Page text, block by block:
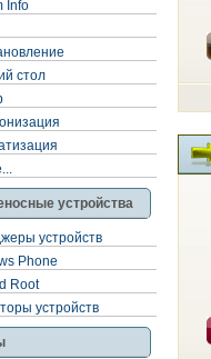
Info
стол
устройства
устройств
Phone
Root
устройств